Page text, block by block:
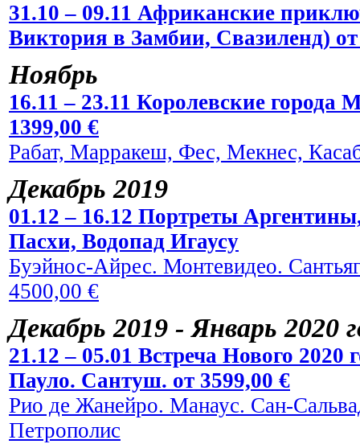
31.10 – 09.11 Африканские
Виктория в Замбии, Свазиленд) от
Ноябрь
16.11 – 23.11 Королевские
1399,00 €
Рабат, Марракеш, Фес, Мекнес,
Декабрь 2019
01.12 – 16.12 Портреты
Пасхи, Водопад Игаусу
Буэйнос-Айрес. Монтевидео.
4500,00 €
Декабрь 2019 - Январь 2020
21.12 – 05.01 Встреча Нового
Пауло. Сантуш. от 3599,00 €
Рио де Жанейро. Манаус. Сан-
Петрополис